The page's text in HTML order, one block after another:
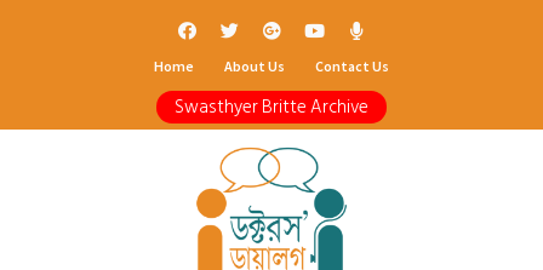
Home About Us Contact Us
Swasthyer Britte Archive